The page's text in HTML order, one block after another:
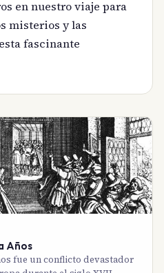
en nuestro viaje para
misterios y las
fascinante
Años
fue un conflicto devastador